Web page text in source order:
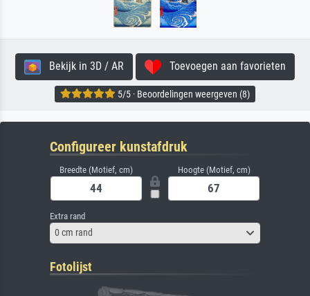
Bekijk in 3D / AR Toevoegen aan favorieten
5/5 · Beoordelingen weergeven (8)
Configureer kunstafdruk
Breedte (Motief, cm) Hoogte (Motief, cm)
Extra rand
0 cm rand
Fotolijst